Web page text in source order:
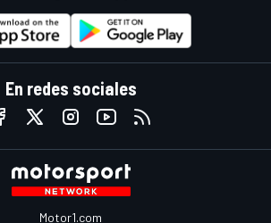
En redes sociales
Motor1.com